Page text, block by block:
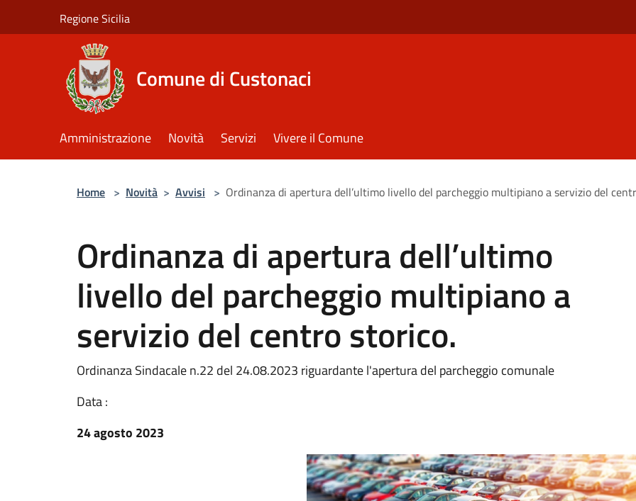
Regione Sicilia
Comune di Custonaci
Amministrazione Novità Servizi Vivere il Comune
Home > Novità > Avvisi > Ordinanza di apertura dell’ultimo livello del parcheggio multipiano a servizio del
Ordinanza di apertura dell’ultimo
livello del parcheggio multipiano a
servizio del centro storico.
Ordinanza Sindacale n.22 del 24.08.2023 riguardante l'apertura del parcheggio comunale
Data :
24 agosto 2023